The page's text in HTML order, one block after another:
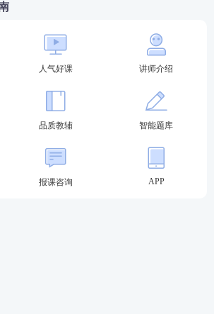
人气好课 讲师介绍
品质教辅 智能题库
报课咨询 APP